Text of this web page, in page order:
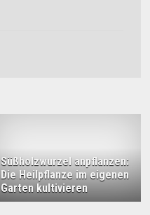
Süßholzwurzel anpflanzen:
Die Heilpflanze im eigenen
Garten kultivieren